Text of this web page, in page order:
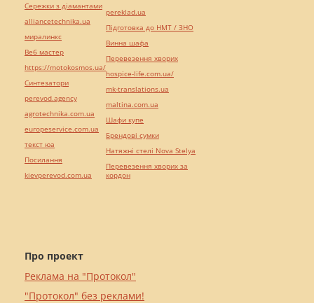
Про проект
Реклама на "Протокол"
"Протокол" без реклами!
Сережки з діамантами
alliancetechnika.ua
миралинкс
Веб мастер
https://motokosmos.ua/
Синтезатори
perevod.agency
agrotechnika.com.ua
europeservice.com.ua
текст юа
Посилання
kievperevod.com.ua
pereklad.ua
Підготовка до НМТ / ЗНО
Винна шафа
Перевезення хворих
hospice-life.com.ua/
mk-translations.ua
maltina.com.ua
Шафи купе
Брендові сумки
Натяжні стелі Nova Stelya
Перевезення хворих за
кордон